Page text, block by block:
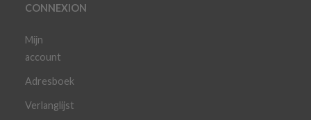
CONNEXION
Mijn
account
Adresboek
Verlanglijst